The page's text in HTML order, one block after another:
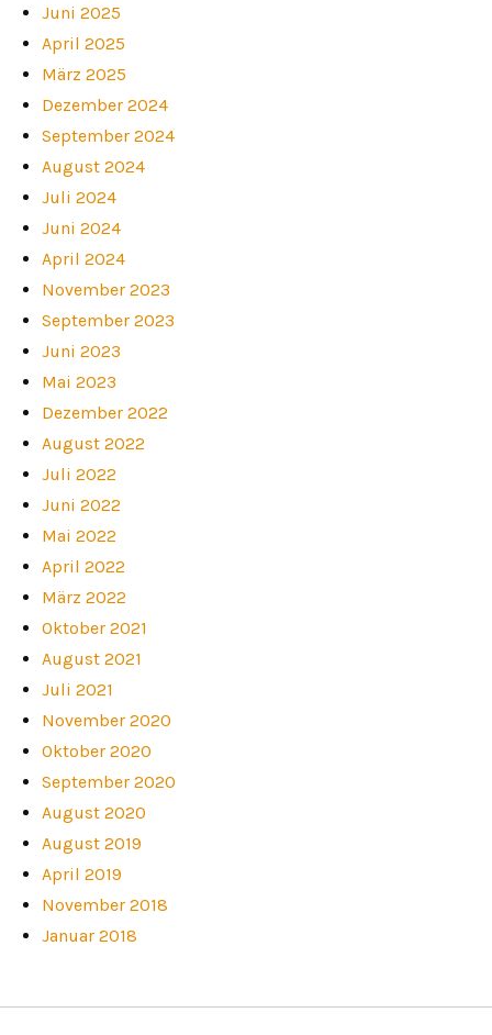
Juni 2025
April 2025
März 2025
Dezember 2024
September 2024
August 2024
Juli 2024
Juni 2024
April 2024
November 2023
September 2023
Juni 2023
Mai 2023
Dezember 2022
August 2022
Juli 2022
Juni 2022
Mai 2022
April 2022
März 2022
Oktober 2021
August 2021
Juli 2021
November 2020
Oktober 2020
September 2020
August 2020
August 2019
April 2019
November 2018
Januar 2018